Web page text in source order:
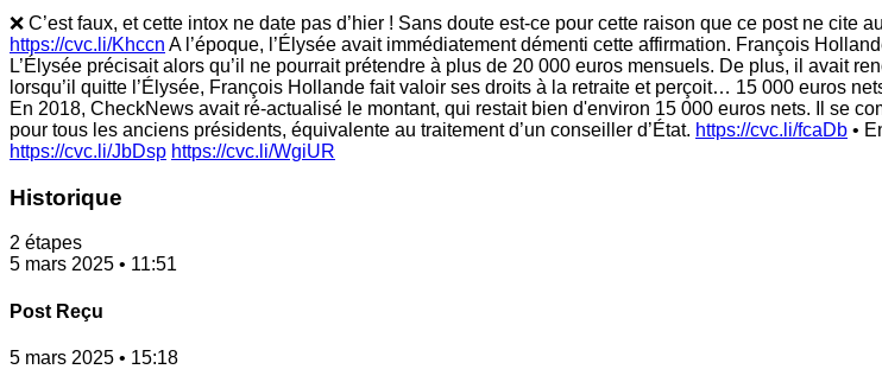
❌ C’est faux, et cette intox ne date pas d’hier ! Sans doute est-ce pour cette raison que ce post ne
https://cvc.li/Khccn A l’époque, l’Élysée avait immédiatement démenti cette affirmation. François
L’Élysée précisait alors qu’il ne pourrait prétendre à plus de 20 000 euros mensuels. De plus, il avait
lorsqu’il quitte l’Élysée, François Hollande fait valoir ses droits à la retraite et perçoit… 15 000 euros
En 2018, CheckNews avait ré-actualisé le montant, qui restait bien d'environ 15 000 euros nets. Il se
pour tous les anciens présidents, équivalente au traitement d’un conseiller d’État. https://cvc.li/fcaDb •
https://cvc.li/JbDsp https://cvc.li/WgiUR
Historique
2 étapes
5 mars 2025 • 11:51
Post Reçu
5 mars 2025 • 15:18